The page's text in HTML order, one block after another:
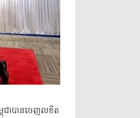
ពុជាបានចេញលខិត